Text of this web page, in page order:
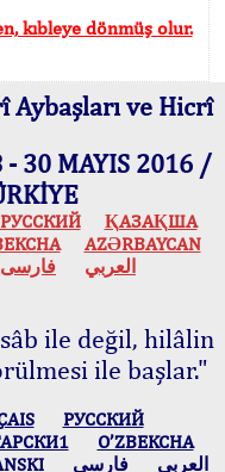
kıbleye dönmüş olur.
Aybaşları ve Hicrî
30 MAYIS 2016 /
РУССКИЙ
ҚАЗАҚША
AZӘRBAYCAN
العربي فارسی
ile değil, hilâlin
ile başlar."
РУССКИЙ
O’ZBEKCHA
العربي فارسی